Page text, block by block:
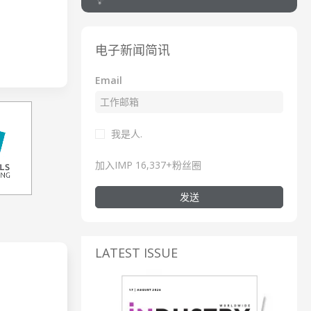
电子新闻简讯
Email
我是人.
加入IMP 16,337+粉丝圈
发送
LATEST ISSUE